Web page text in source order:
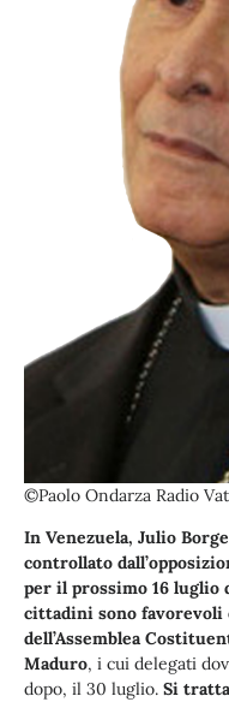
©Paolo Ondarza Radio
In Venezuela, Julio
controllato
per il prossimo 16
cittadini sono favorevoli
dell’Assemblea
Maduro, i cui delegati
dopo, il 30 luglio. Si